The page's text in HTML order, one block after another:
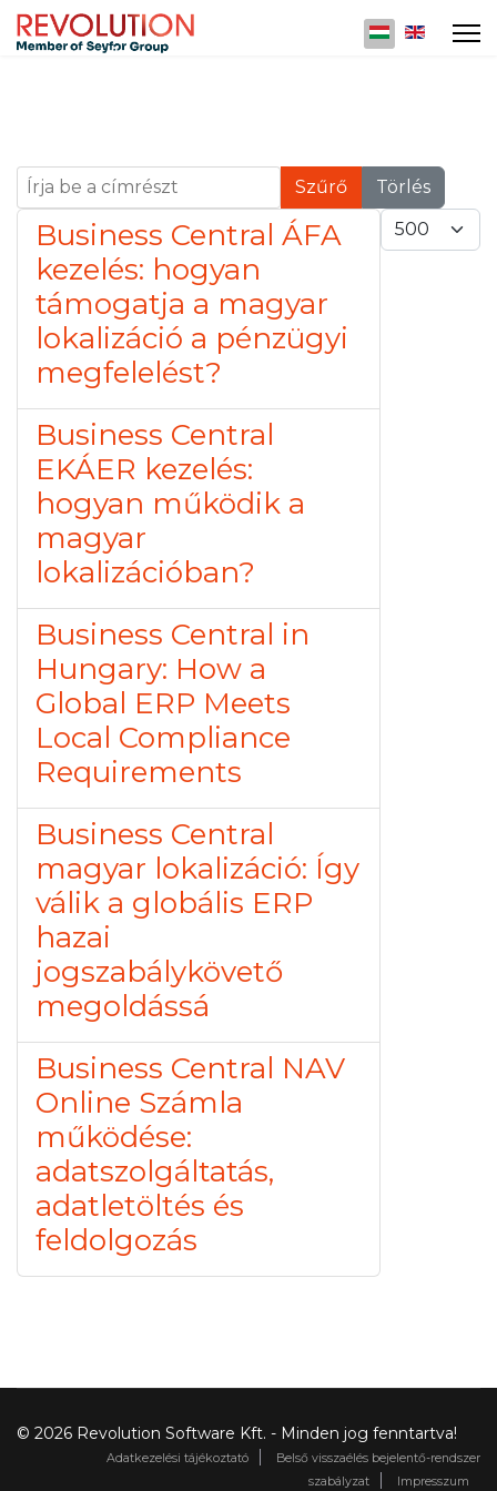
Válasszon
Írja be a címrészt Szűrő
Törlés
Tételek #
Business Central ÁFA
kezelés: hogyan
támogatja a magyar
lokalizáció a pénzügyi
megfelelést?
Business Central
EKÁER kezelés:
hogyan működik a
magyar
lokalizációban?
Business Central in
Hungary: How a
Global ERP Meets
Local Compliance
Requirements
Business Central
magyar lokalizáció: Így
válik a globális ERP
hazai
jogszabálykövető
megoldássá
Business Central NAV
Online Számla
működése:
adatszolgáltatás,
adatletöltés és
feldolgozás
© 2026 Revolution Software Kft. - Minden jog fenntartva!
Adatkezelési tájékoztató
Belső visszaélés bejelentő-rendszer
szabályzat
Impresszum